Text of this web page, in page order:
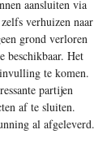
aansluiten via
verhuizen naar
grond verloren
beschikbaar. Het
te komen.
partijen
af te sluiten.
al afgeleverd.